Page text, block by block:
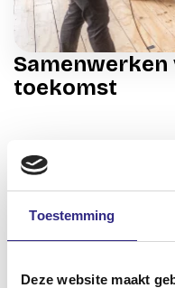
Toestemming
Deze website maakt
toekomst
achtergronden
doorbreken grenzen
kansengelijkheid. Met
iedereen zich gehoord